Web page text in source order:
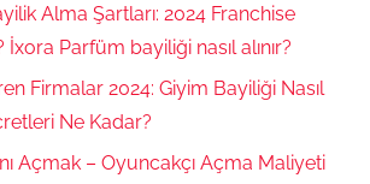
Alma Şartları: 2024 Franchise
Parfüm bayiliği nasıl alınır?
Firmalar 2024: Giyim Bayiliği Nasıl
Ne Kadar?
Açmak – Oyuncakçı Açma Maliyeti